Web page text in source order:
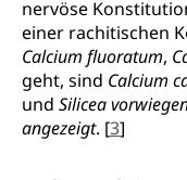
nervöse
einer rachitischen
Calcium fluoratum,
geht, sind Calcium
und Silicea
angezeigt. [3]